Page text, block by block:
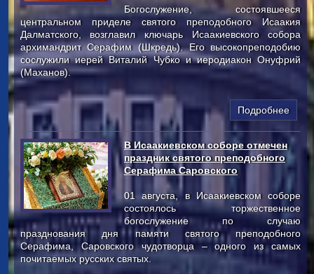
Богослужение, состоявшееся
центральном приделе святого преподобного Исаакия
Далматского, возглавил ключарь Исаакиевского собора
архимандрит Серафим (Шкредь). Его высокопреподобию
сослужили иерей Виталий Чубко и иеродиакон Онуфрий
(Маханов).
Подробнее
В Исаакиевском соборе отмечен
праздник святого преподобного
Серафима Саровского
01 августа, в Исаакиевском соборе
состоялось торжественное
богослужение по случаю
празднования дня памяти святого преподобного
Серафима, Саровского чудотворца – одного из самых
почитаемых русских святых.